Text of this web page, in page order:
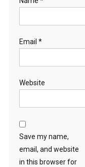
Email *
Website
Save my name,
email, and website
in this browser for